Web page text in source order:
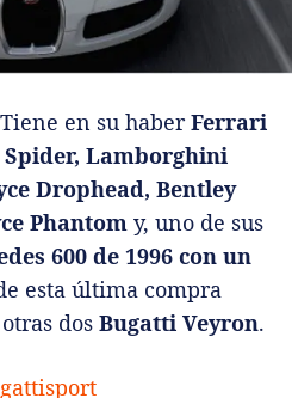
Tiene en su haberFerrari
Spider, Lamborghini
Drophead, Bentley
Phantom y, uno de sus
600 de 1996 con un
esta última compra
dos Bugatti Veyron.